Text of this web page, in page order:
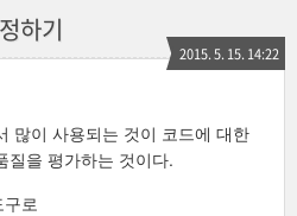
정하기
2015. 5. 15. 14:22
많이 사용되는 것이 코드에 대한
질을 평가하는 것이다.
로